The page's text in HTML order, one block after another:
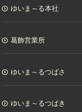
ゆいま～る本社
葛飾営業所
ゆいま～るつばさ
ゆいま～るつばき